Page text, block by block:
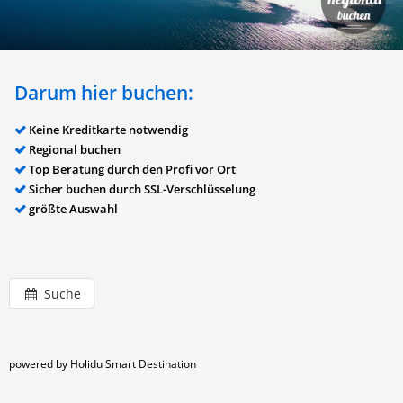
Darum hier buchen:
Keine Kreditkarte notwendig
Regional buchen
Top Beratung durch den Profi vor Ort
Sicher buchen durch SSL-Verschlüsselung
größte Auswahl
Suche
powered by Holidu Smart Destination